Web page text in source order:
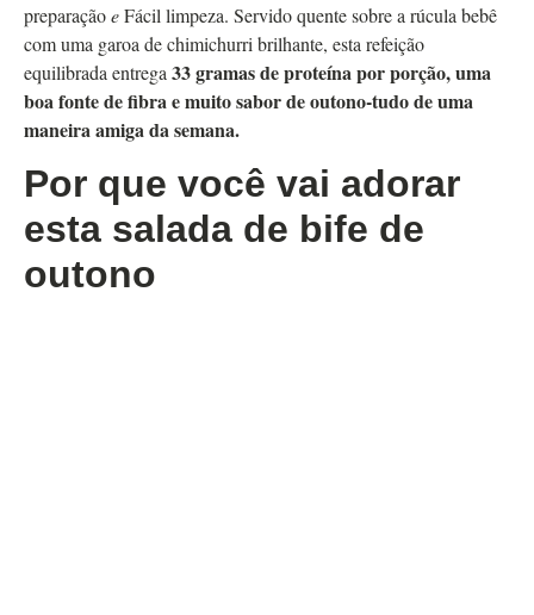
preparaçãoeFácil limpeza. Servido quente sobre a rúcula bebê
com uma garoa de chimichurri brilhante, esta refeição
equilibrada entrega 33 gramas de proteína por porção, uma
boa fonte de fibra e muito sabor de outono-tudo de uma
maneira amiga da semana.
Por que você vai adorar
esta salada de bife de
outono